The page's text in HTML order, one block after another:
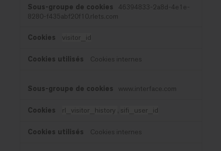
de
fonctionnalité
46394833-2a8d-4e1e-
8280-f435abf20f10.rlets.com
visitor_id
Cookies internes
www.interface.com
rl_visitor_history , sifi_user_id
Cookies internes